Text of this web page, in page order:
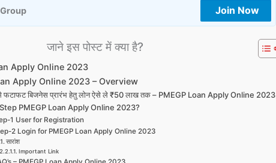
Join Now
जाने इस पोस्ट में क्या है?
Apply Online 2023
Apply Online 2023 – Overview
फटाफट बिजनेस प्रारंभ हेतु लोन ऐसे ले ₹50 लाख तक – PMEGP Loan Apply Online 2023
PMEGP Loan Apply Online 2023?
1 User for Registration
2 Login for PMEGP Loan Apply Online 2023
सारांश
Important Link